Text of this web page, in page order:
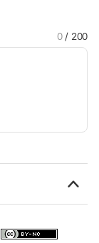
0/ 200